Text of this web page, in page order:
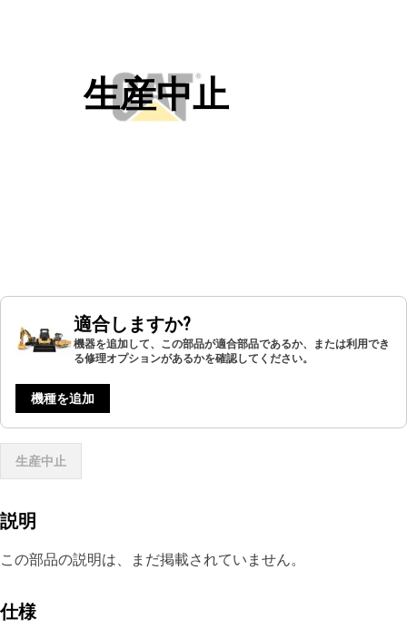
生産中止
適合しますか?
機器を追加して、この部品が適合部品であるか、または利用でき
る修理オプションがあるかを確認してください。
機種を追加
生産中止
説明
この部品の説明は、まだ掲載されていません。
仕様